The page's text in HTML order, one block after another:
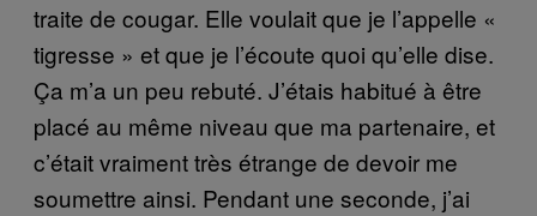
traite de cougar. Elle voulait que je l’appelle «
tigresse » et que je l’écoute quoi qu’elle dise.
Ça m’a un peu rebuté. J’étais habitué à être
placé au même niveau que ma partenaire, et
c’était vraiment très étrange de devoir me
soumettre ainsi. Pendant une seconde, j’ai